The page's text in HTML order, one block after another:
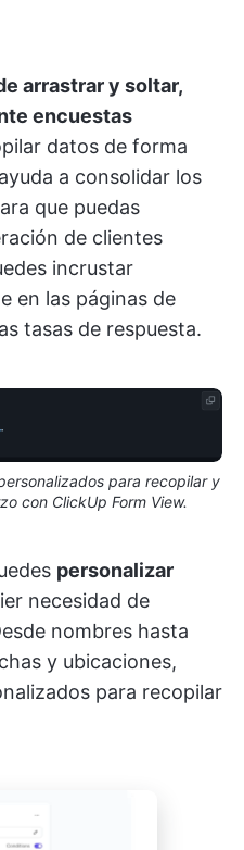
arrastrar y soltar,
encuestas
datos de forma
a consolidar los
que puedas
de clientes
incrustar
en las páginas de
tasas de respuesta.
para recopilar y
con ClickUp Form View.
personalizar
necesidad de
nombres hasta
y ubicaciones,
para recopilar